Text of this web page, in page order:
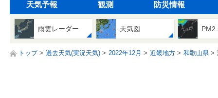
天気予報 観測 防災情報
雨雲レーダー 天気図
トップ 過去天気(実況天気) 2022年12月 近畿地方 和歌山県